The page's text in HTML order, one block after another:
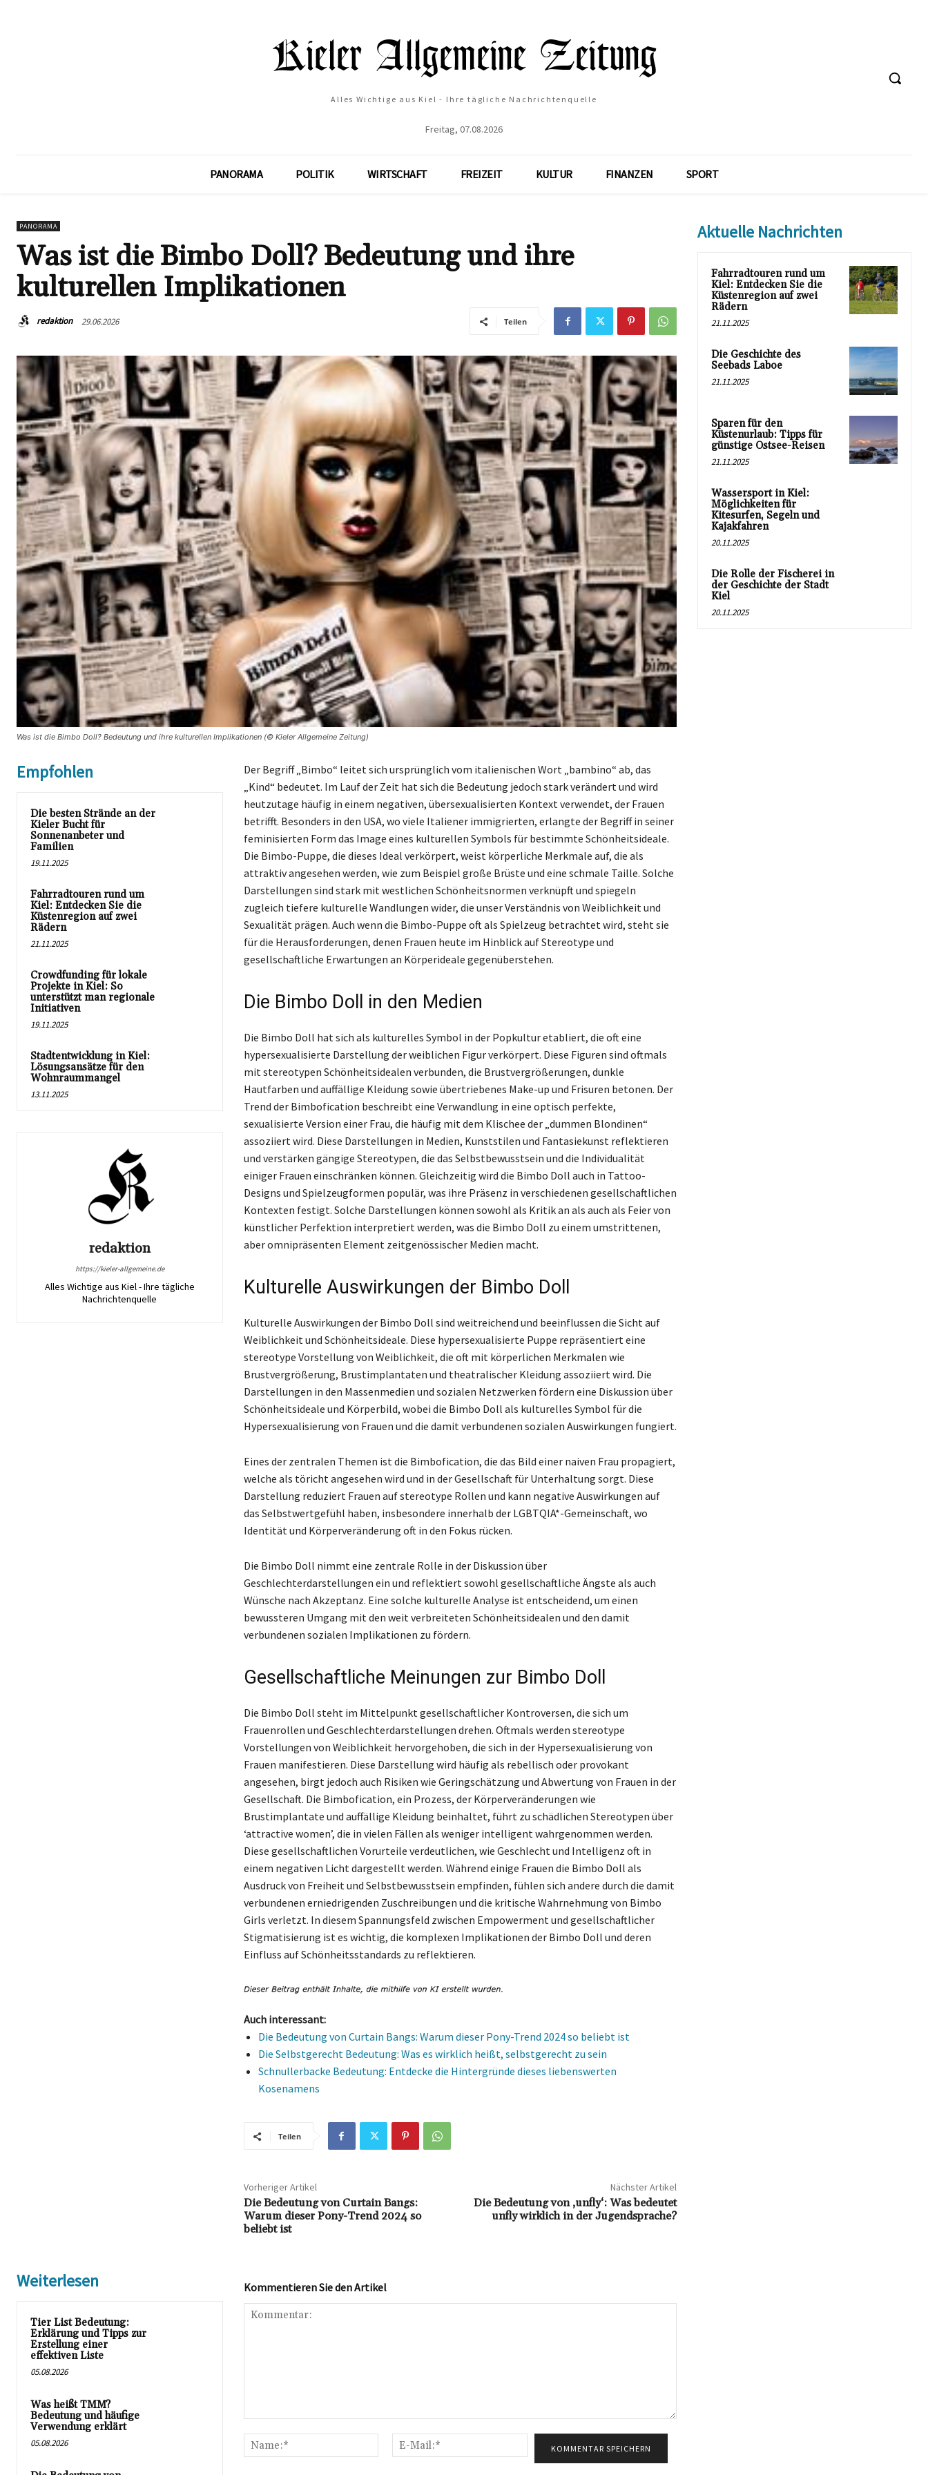
Alles Wichtige aus Kiel - Ihre tägliche Nachrichtenquelle
Freitag, 07.08.2026
PANORAMA POLITIK WIRTSCHAFT FREIZEIT KULTUR FINANZEN SPORT
PANORAMA
Was ist die Bimbo Doll? Bedeutung und ihre
kulturellen Implikationen
redaktion 29.06.2026 Teilen
Was ist die Bimbo Doll? Bedeutung und ihre kulturellen Implikationen (© Kieler Allgemeine Zeitung)
Empfohlen
Die besten Strände an der
Kieler Bucht für
Sonnenanbeter und
Familien
19.11.2025
Fahrradtouren rund um
Kiel: Entdecken Sie die
Küstenregion auf zwei
Rädern
21.11.2025
Crowdfunding für lokale
Projekte in Kiel: So
unterstützt man regionale
Initiativen
19.11.2025
Stadtentwicklung in Kiel:
Lösungsansätze für den
Wohnraummangel
13.11.2025
redaktion
https://kieler-allgemeine.de
Alles Wichtige aus Kiel - Ihre tägliche
Nachrichtenquelle
Der Begriff „Bimbo“ leitet sich ursprünglich vom italienischen Wort „bambino“ ab, das
„Kind“ bedeutet. Im Lauf der Zeit hat sich die Bedeutung jedoch stark verändert und wird
heutzutage häufig in einem negativen, übersexualisierten Kontext verwendet, der Frauen
betrifft. Besonders in den USA, wo viele Italiener immigrierten, erlangte der Begriff in seiner
feminisierten Form das Image eines kulturellen Symbols für bestimmte Schönheitsideale.
Die Bimbo-Puppe, die dieses Ideal verkörpert, weist körperliche Merkmale auf, die als
attraktiv angesehen werden, wie zum Beispiel große Brüste und eine schmale Taille. Solche
Darstellungen sind stark mit westlichen Schönheitsnormen verknüpft und spiegeln
zugleich tiefere kulturelle Wandlungen wider, die unser Verständnis von Weiblichkeit und
Sexualität prägen. Auch wenn die Bimbo-Puppe oft als Spielzeug betrachtet wird, steht sie
für die Herausforderungen, denen Frauen heute im Hinblick auf Stereotype und
gesellschaftliche Erwartungen an Körperideale gegenüberstehen.
Die Bimbo Doll in den Medien
Die Bimbo Doll hat sich als kulturelles Symbol in der Popkultur etabliert, die oft eine
hypersexualisierte Darstellung der weiblichen Figur verkörpert. Diese Figuren sind oftmals
mit stereotypen Schönheitsidealen verbunden, die Brustvergrößerungen, dunkle
Hautfarben und auffällige Kleidung sowie übertriebenes Make-up und Frisuren betonen. Der
Trend der Bimbofication beschreibt eine Verwandlung in eine optisch perfekte,
sexualisierte Version einer Frau, die häufig mit dem Klischee der „dummen Blondinen“
assoziiert wird. Diese Darstellungen in Medien, Kunststilen und Fantasiekunst reflektieren
und verstärken gängige Stereotypen, die das Selbstbewusstsein und die Individualität
einiger Frauen einschränken können. Gleichzeitig wird die Bimbo Doll auch in Tattoo-
Designs und Spielzeugformen populär, was ihre Präsenz in verschiedenen gesellschaftlichen
Kontexten festigt. Solche Darstellungen können sowohl als Kritik an als auch als Feier von
künstlicher Perfektion interpretiert werden, was die Bimbo Doll zu einem umstrittenen,
aber omnipräsenten Element zeitgenössischer Medien macht.
Kulturelle Auswirkungen der Bimbo Doll
Kulturelle Auswirkungen der Bimbo Doll sind weitreichend und beeinflussen die Sicht auf
Weiblichkeit und Schönheitsideale. Diese hypersexualisierte Puppe repräsentiert eine
stereotype Vorstellung von Weiblichkeit, die oft mit körperlichen Merkmalen wie
Brustvergrößerung, Brustimplantaten und theatralischer Kleidung assoziiert wird. Die
Darstellungen in den Massenmedien und sozialen Netzwerken fördern eine Diskussion über
Schönheitsideale und Körperbild, wobei die Bimbo Doll als kulturelles Symbol für die
Hypersexualisierung von Frauen und die damit verbundenen sozialen Auswirkungen fungiert.
Eines der zentralen Themen ist die Bimbofication, die das Bild einer naiven Frau propagiert,
welche als töricht angesehen wird und in der Gesellschaft für Unterhaltung sorgt. Diese
Darstellung reduziert Frauen auf stereotype Rollen und kann negative Auswirkungen auf
das Selbstwertgefühl haben, insbesondere innerhalb der LGBTQIA*-Gemeinschaft, wo
Identität und Körperveränderung oft in den Fokus rücken.
Die Bimbo Doll nimmt eine zentrale Rolle in der Diskussion über
Geschlechterdarstellungen ein und reflektiert sowohl gesellschaftliche Ängste als auch
Wünsche nach Akzeptanz. Eine solche kulturelle Analyse ist entscheidend, um einen
bewussteren Umgang mit den weit verbreiteten Schönheitsidealen und den damit
verbundenen sozialen Implikationen zu fördern.
Gesellschaftliche Meinungen zur Bimbo Doll
Die Bimbo Doll steht im Mittelpunkt gesellschaftlicher Kontroversen, die sich um
Frauenrollen und Geschlechterdarstellungen drehen. Oftmals werden stereotype
Vorstellungen von Weiblichkeit hervorgehoben, die sich in der Hypersexualisierung von
Frauen manifestieren. Diese Darstellung wird häufig als rebellisch oder provokant
angesehen, birgt jedoch auch Risiken wie Geringschätzung und Abwertung von Frauen in der
Gesellschaft. Die Bimbofication, ein Prozess, der Körperveränderungen wie
Brustimplantate und auffällige Kleidung beinhaltet, führt zu schädlichen Stereotypen über
‘attractive women’, die in vielen Fällen als weniger intelligent wahrgenommen werden.
Diese gesellschaftlichen Vorurteile verdeutlichen, wie Geschlecht und Intelligenz oft in
einem negativen Licht dargestellt werden. Während einige Frauen die Bimbo Doll als
Ausdruck von Freiheit und Selbstbewusstsein empfinden, fühlen sich andere durch die damit
verbundenen erniedrigenden Zuschreibungen und die kritische Wahrnehmung von Bimbo
Girls verletzt. In diesem Spannungsfeld zwischen Empowerment und gesellschaftlicher
Stigmatisierung ist es wichtig, die komplexen Implikationen der Bimbo Doll und deren
Einfluss auf Schönheitsstandards zu reflektieren.
Auch interessant:
Die Bedeutung von Curtain Bangs: Warum dieser Pony-Trend 2024 so beliebt ist
Die Selbstgerecht Bedeutung: Was es wirklich heißt, selbstgerecht zu sein
Schnullerbacke Bedeutung: Entdecke die Hintergründe dieses liebenswerten
Kosenamens
Teilen
Vorheriger Artikel
Die Bedeutung von Curtain Bangs:
Warum dieser Pony-Trend 2024 so
beliebt ist
Nächster Artikel
Die Bedeutung von ‚unfly‘: Was bedeutet
unfly wirklich in der Jugendsprache?
Weiterlesen
Tier List Bedeutung:
Erklärung und Tipps zur
Erstellung einer
effektiven Liste
05.08.2026
Was heißt TMM?
Bedeutung und häufige
Verwendung erklärt
05.08.2026
Kommentieren Sie den Artikel
Name:*
Mail:*
Aktuelle Nachrichten
Fahrradtouren rund um
Kiel: Entdecken Sie die
Küstenregion auf zwei
Rädern
21.11.2025
Die Geschichte des
Seebads Laboe
21.11.2025
Sparen für den
Küstenurlaub: Tipps für
günstige Ostsee-Reisen
21.11.2025
Wassersport in Kiel:
Möglichkeiten für
Kitesurfen, Segeln und
Kajakfahren
20.11.2025
Die Rolle der Fischerei in
der Geschichte der Stadt
Kiel
20.11.2025